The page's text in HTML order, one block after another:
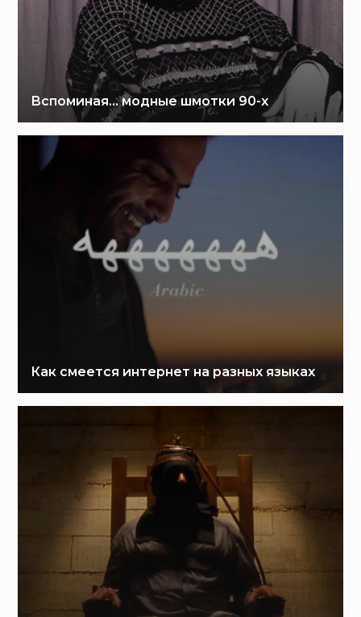
Вспоминая… модные шмотки 90-х
Как смеется интернет на разных языках